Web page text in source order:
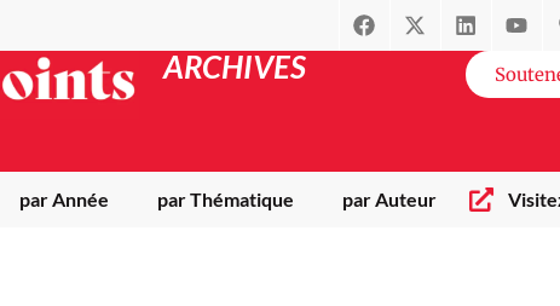
ARCHIVES
par Année par Thématique par Auteur